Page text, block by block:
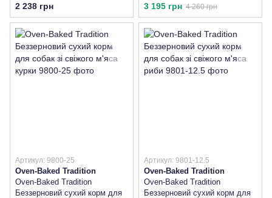
2 238 грн 3 195 грн 4 260 грн
Артикул: 9800-25
Oven-Baked Tradition
Oven-Baked Tradition
Беззерновий сухий корм для
Артикул: 9801-12.5
Oven-Baked Tradition
Oven-Baked Tradition
Беззерновий сухий корм для